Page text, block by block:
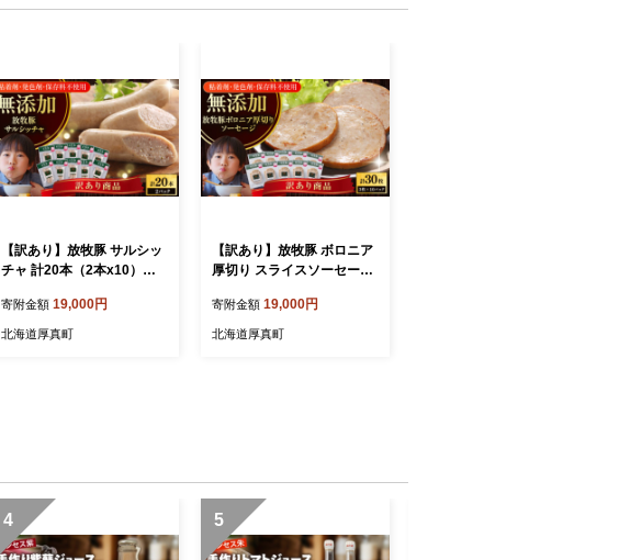
【訳あり】放牧豚 サルシッ
チャ 計20本（2本x10）
ファクトリー株式会社】 訳
あり ソーセージ ウインナー
寄附金額 19,000円
北海道厚真町
【訳あり】放牧豚 ボロニア
厚切り スライスソーセージ
町》【ファーマーズファク
トリー株式会社】 訳あり ボ
寄附金額 19,000円
北海道厚真町
4 5